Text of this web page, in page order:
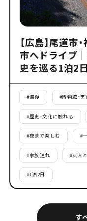
す
【広島】尾道市
市へドライブ
史を巡る1泊2日
#備後 #博物館・美
#歴史・文化に触れる
#夜まで楽しむ #
#家族連れ #友人
#1泊2日